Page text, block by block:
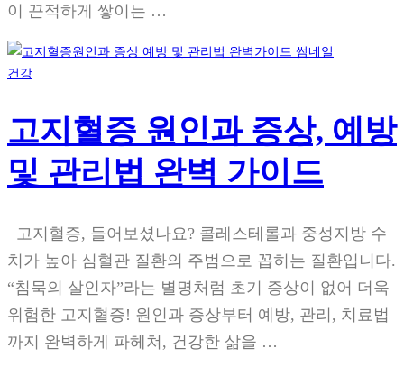
이 끈적하게 쌓이는 …
건강
고지혈증 원인과 증상, 예방
및 관리법 완벽 가이드
고지혈증, 들어보셨나요? 콜레스테롤과 중성지방 수
치가 높아 심혈관 질환의 주범으로 꼽히는 질환입니다.
“침묵의 살인자”라는 별명처럼 초기 증상이 없어 더욱
위험한 고지혈증! 원인과 증상부터 예방, 관리, 치료법
까지 완벽하게 파헤쳐, 건강한 삶을 …